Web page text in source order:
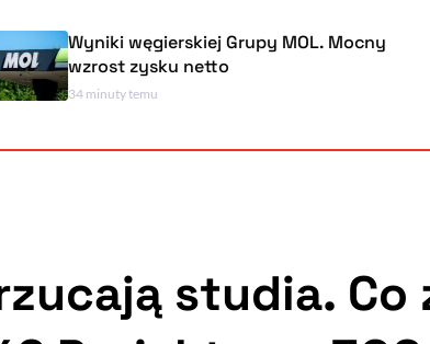
Wyniki węgierskiej Grupy MOL. Mocny
wzrost zysku netto
34 minuty temu
studia. Co